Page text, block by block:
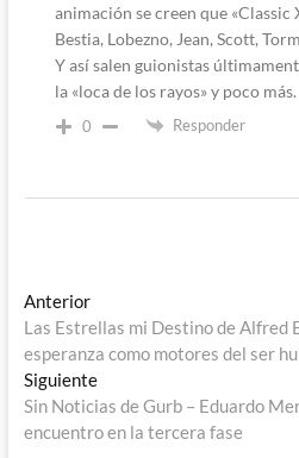
animación se creen que «Classic
Bestia, Lobezno, Jean, Scott,
Y así salen guionistas
la «loca de los rayos» y poco más.
0 Responder
Navegación
de
entradas
AnteriorEntrada
anterior:
Las Estrellas mi Destino de Alfred
esperanza como motores del ser
SiguienteEntrada
siguiente:
Sin Noticias de Gurb – Eduardo
encuentro en la tercera fase